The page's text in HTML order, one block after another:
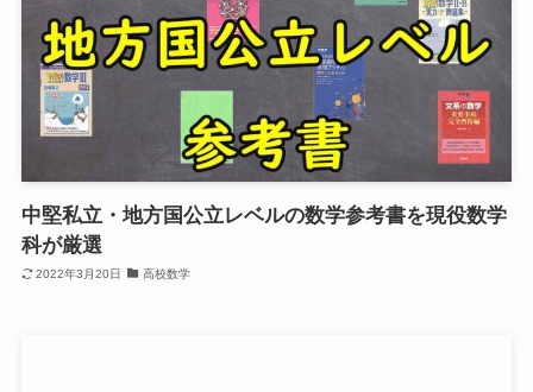
中堅私立・地方国公立レベルの数学参考書を現役数学
科が厳選
2022年3月20日 高校数学